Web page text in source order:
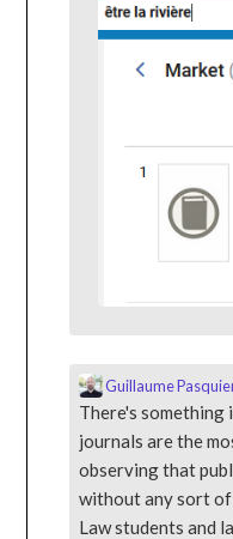
Guillaume
There's
journals are the
observing that
without any sort of
Law students and